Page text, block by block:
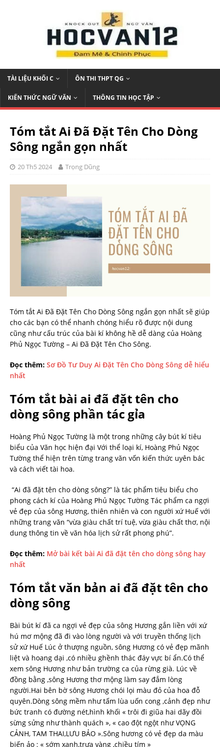
TÀI LIỆU KHỐI C ÔN THI THPT QG
KIẾN THỨC NGỮ VĂN THÔNG TIN HỌC TẬP
Tóm tắt Ai Đã Đặt Tên Cho Dòng
Sông ngắn gọn nhất
20 Th5 2024 Trọng Dũng
Tóm tắt Ai Đã Đặt Tên Cho Dòng Sông ngắn gọn nhất sẽ giúp
cho các bạn có thể nhanh chóng hiểu rõ được nội dung
cũng như cấu trúc của bài kí không hề dễ dàng của Hoàng
Phủ Ngọc Tường – Ai Đã Đặt Tên Cho Sông.
Đọc thêm: Sơ Đồ Tư Duy Ai Đặt Tên Cho Dòng Sông dễ hiểu
nhất
Tóm tắt bài ai đã đặt tên cho
dòng sông phần tác gỉa
Hoàng Phủ Ngọc Tường là một trong những cây bút kí tiêu
biểu của Văn học hiện đại Với thể loại kí, Hoàng Phủ Ngọc
Tường thể hiện trên từng trang văn vốn kiến thức uyên bác
và cách viết tài hoa.
“Ai đã đặt tên cho dòng sông?” là tác phẩm tiêu biểu cho
phong cách kí của Hoàng Phủ Ngọc Tường Tác phẩm ca ngợi
vẻ đẹp của sông Hương, thiên nhiên và con người xứ Huế với
những trang văn “vừa giàu chất trí tuệ, vừa giàu chất thơ, nội
dung thông tin về văn hóa lịch sử rất phong phú”.
Đọc thêm: Mở bài kết bài Ai đã đặt tên cho dòng sông hay
nhất
Tóm tắt văn bản ai đã đặt tên cho
dòng sông
Bài bút kí đã ca ngợi vẻ đẹp của sông Hương gắn liền với xứ
hú mơ mộng đã đi vào lòng người và với truyền thống lịch
sử xứ Huế Lúc ở thượng nguồn, sông Hương có vẻ đẹp mãnh
liệt và hoang dại ,có nhiều ghềnh thác đáy vực bí ẩn.Có thể
xem sông Hương như bản trường ca của rừng già. Lúc về
đồng bằng ,sông Hương thơ mộng làm say đắm lòng
người.Hai bên bờ sông Hương chói lọi màu đỏ của hoa đỗ
quyên.Dòng sông mềm như tấm lùa uốn cong ,cảnh đẹp như
bức tranh có đường nét,hình khối « trôi đi giũa hai dãy đồi
sừng sửng như thành quách », « cao đột ngột như VỌNG
CẢNH, TAM THAI,LƯU BẢO ».Sông hương có vẻ đẹp da màu
biến ảo : « sớm xanh,trưa vàng ,chiều tím »